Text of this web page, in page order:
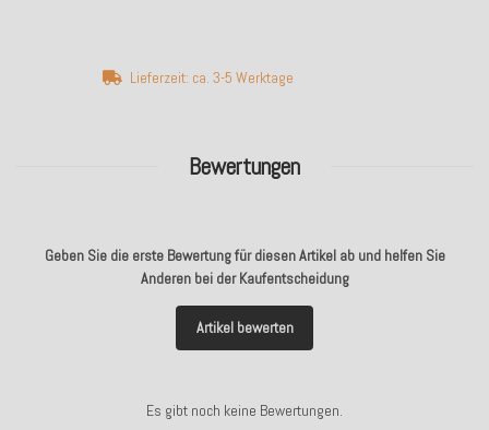
Bewertungen
Geben Sie die erste Bewertung für diesen Artikel ab und helfen Sie
Anderen bei der Kaufentscheidung
Artikel bewerten
Es gibt noch keine Bewertungen.
Lieferzeit: ca. 3-5 Werktage